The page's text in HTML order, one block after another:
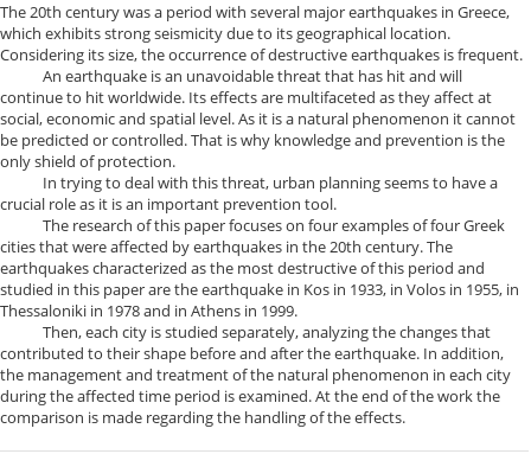
The 20th century was a period with several major earthquakes in Greece,
which exhibits strong seismicity due to its geographical location.
Considering its size, the occurrence of destructive earthquakes is frequent.
An earthquake is an unavoidable threat that has hit and will
continue to hit worldwide. Its effects are multifaceted as they affect at
social, economic and spatial level. As it is a natural phenomenon it cannot
be predicted or controlled. That is why knowledge and prevention is the
only shield of protection.
In trying to deal with this threat, urban planning seems to have a
crucial role as it is an important prevention tool.
The research of this paper focuses on four examples of four Greek
cities that were affected by earthquakes in the 20th century. The
earthquakes characterized as the most destructive of this period and
studied in this paper are the earthquake in Kos in 1933, in Volos in 1955, in
Thessaloniki in 1978 and in Athens in 1999.
Then, each city is studied separately, analyzing the changes that
contributed to their shape before and after the earthquake. In addition,
the management and treatment of the natural phenomenon in each city
during the affected time period is examined. At the end of the work the
comparison is made regarding the handling of the effects.